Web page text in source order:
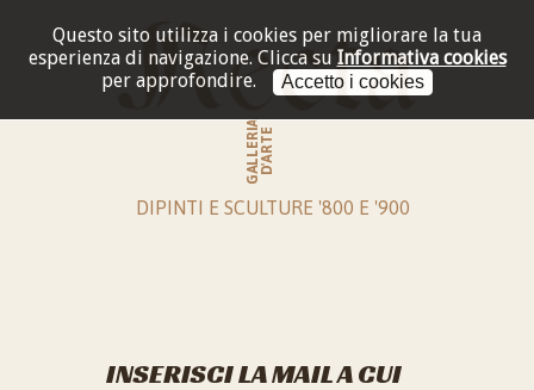
Questo sito utilizza i cookies per migliorare la tua
esperienza di navigazione. Clicca su Informativa cookies
per approfondire.
Accetto i cookies
GALLERIAD'ARTE
DIPINTI E SCULTURE '800 E '900
INSERISCI LA MAIL A CUI